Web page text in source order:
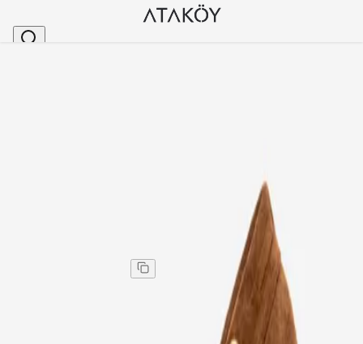
Kadın Hakiki Deri Boncuk Detaylı El Saraçlı Loafer
Kadın Hakiki Deri Boncuk Detaylı El Saraçlı Loafer